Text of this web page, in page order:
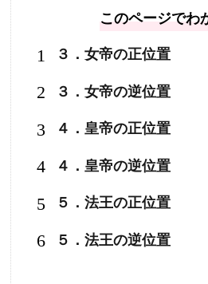
このページでわ
1 ３．女帝の正位置
2 ３．女帝の逆位置
3 ４．皇帝の正位置
4 ４．皇帝の逆位置
5 ５．法王の正位置
6 ５．法王の逆位置